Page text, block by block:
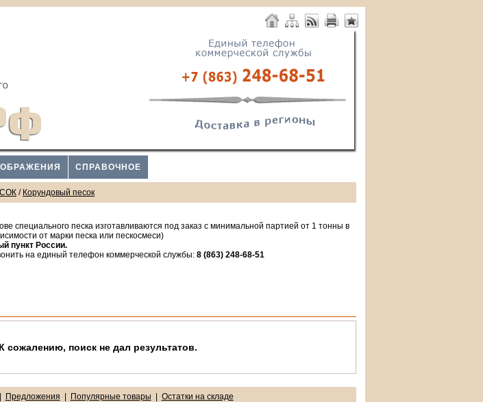
СПРАВОЧНОЕ
/ Корундовый песок
специального песка изготавливаются под заказ с минимальной партией от 1 тонны в
от марки песка или пескосмеси)
пункт России.
на единый телефон коммерческой службы: 8 (863) 248-68-51
К сожалению, поиск не дал результатов.
Предложения Популярные товары Остатки на складе